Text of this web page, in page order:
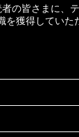
者の皆さまに、
を獲得していた